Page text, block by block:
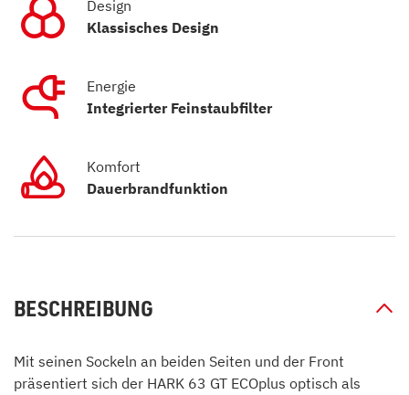
Design
Klassisches Design
Energie
Integrierter Feinstaubfilter
Komfort
Dauerbrandfunktion
BESCHREIBUNG
Mit seinen Sockeln an beiden Seiten und der Front
präsentiert sich der HARK 63 GT ECOplus optisch als